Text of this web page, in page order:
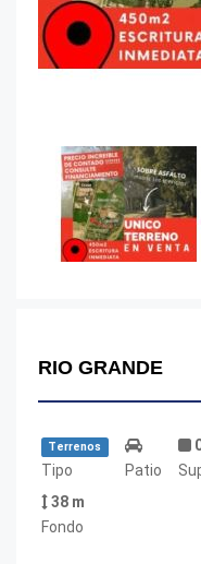
RIO GRANDE
Terrenos
Tipo Patio
38 m
Fondo